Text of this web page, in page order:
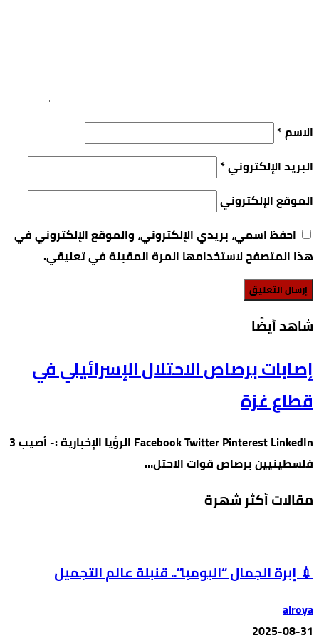
الاسم*
البريد الإلكتروني*
الموقع الإلكتروني
احفظ اسمي، بريدي الإلكتروني، والموقع الإلكتروني في
هذا المتصفح لاستخدامها المرة المقبلة في تعليقي.
‫شاهد أيضًا‬
إصابات برصاص الاحتلال الإسرائيلي في
قطاع غزة
Facebook Twitter Pinterest LinkedIn الرؤيا الإخبارية :- أصيب 3
فلسطينيين برصاص قوات الاحتل…
مقالات أكثر شهرة
💉 إبرة الجمال “البومبا”.. قنبلة عالم التجميل
alroya
2025-08-31